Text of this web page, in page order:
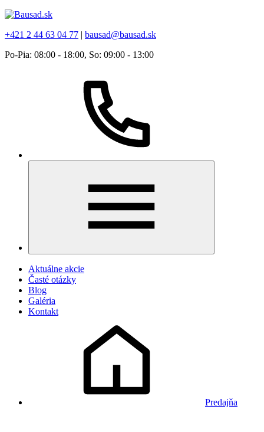
+421 2 44 63 04 77 | bausad@bausad.sk
Po-Pia: 08:00 - 18:00, So: 09:00 - 13:00
Aktuálne akcie
Časté otázky
Blog
Galéria
Kontakt
Predajňa